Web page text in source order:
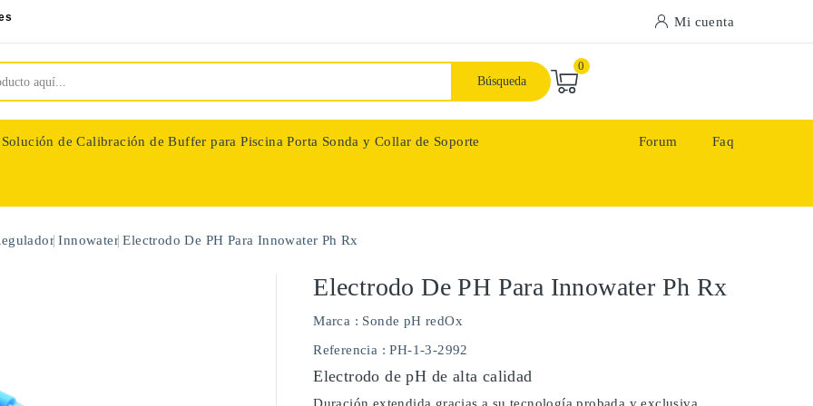
Mi cuenta
Búsqueda
0
Solución de Calibración de Buffer para Piscina Porta Sonda y Collar de Soporte Forum Faq
Innowater Electrodo De PH Para Innowater Ph Rx
Electrodo De PH Para Innowater Ph Rx
Marca : Sonde pH redOx
Referencia : PH-1-3-2992
Electrodo de pH de alta calidad